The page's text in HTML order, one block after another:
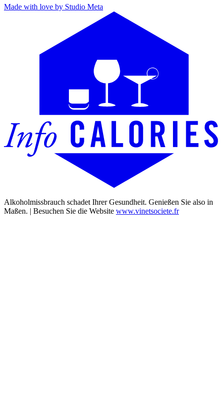
Made with love by Studio Meta
Alkoholmissbrauch schadet Ihrer Gesundheit. Genießen Sie also in
Maßen. | Besuchen Sie die Website www.vinetsociete.fr